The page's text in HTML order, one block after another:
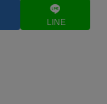
LINE